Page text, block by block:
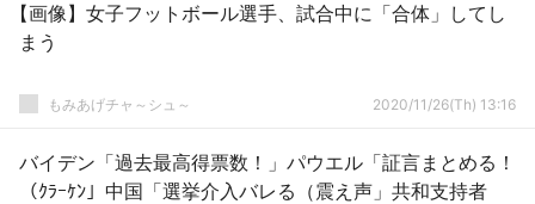
【画像】女子フットボール選手、試合中に「合体」してし
まう
もみあげチャ～シュ～ 2020/11/26(Th) 13:16
バイデン「過去最高得票数！」パウエル「証言まとめる！
（ｸﾗｰｹﾝ」中国「選挙介入バレる（震え声」共和支持者